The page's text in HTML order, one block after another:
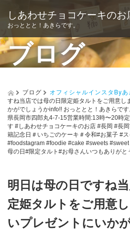
しあわせチョコケーキのお
おっととと！あきらです。
ブログ
ブログ オフィシャルインスタByあ
すね当店では母の日限定姫タルトをご用意し
かがでしょうかinfo!! おっととと！あきらで
県長岡市四郎丸4-7-15営業時間:13時〜20時
す #しあわせチョコケーキのお店 #長岡 #長
籍記念日＃いちごのケーキ＃令和#お菓子 #
#foodstagram #foodie #cake #sweets
母の日#限定タルト#お母さんいつもありがと
明日は母の日ですね
定姫タルトをご用意
いプレゼントにいか